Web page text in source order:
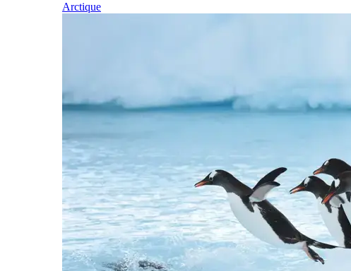
Arctique